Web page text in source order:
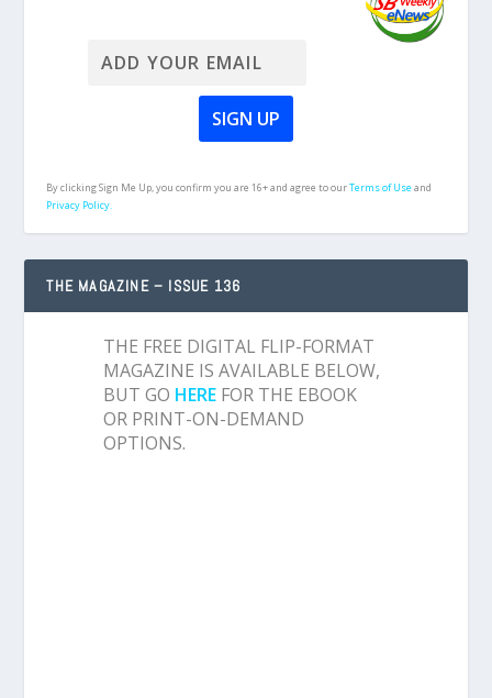
By clicking Sign Me Up, you confirm you are 16+ and agree to ourTerms of Useand
Privacy Policy.
THE MAGAZINE – ISSUE 136
THE FREE DIGITAL FLIP-FORMAT
MAGAZINE IS AVAILABLE BELOW,
BUT GO HERE FOR THE EBOOK
OR PRINT-ON-DEMAND
OPTIONS.